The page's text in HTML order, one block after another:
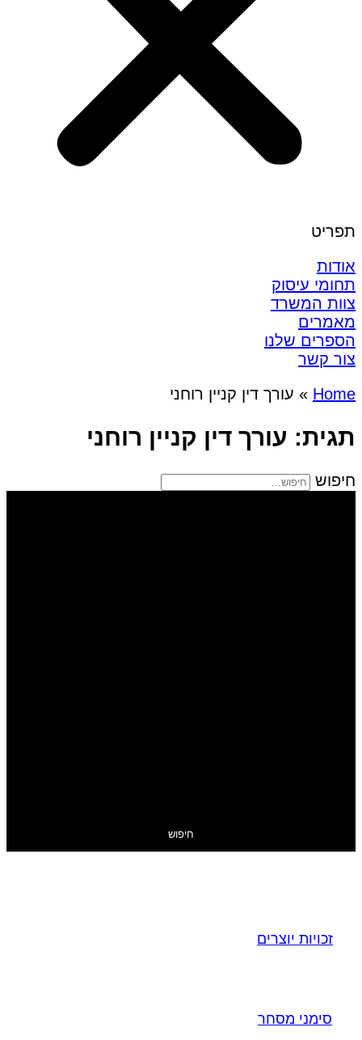
תפריט
אודות
תחומי עיסוק
צוות המשרד
מאמרים
הספרים שלנו
צור קשר
Home
» עורך דין קניין רוחני
תגית: עורך דין קניין רוחני
חיפוש
חיפוש
זכויות יוצרים
סימני מסחר